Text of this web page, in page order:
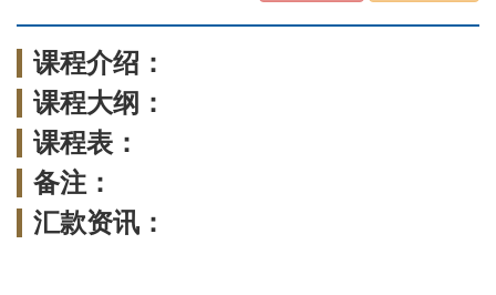
课程介绍：
课程大纲：
课程表：
备注：
汇款资讯：